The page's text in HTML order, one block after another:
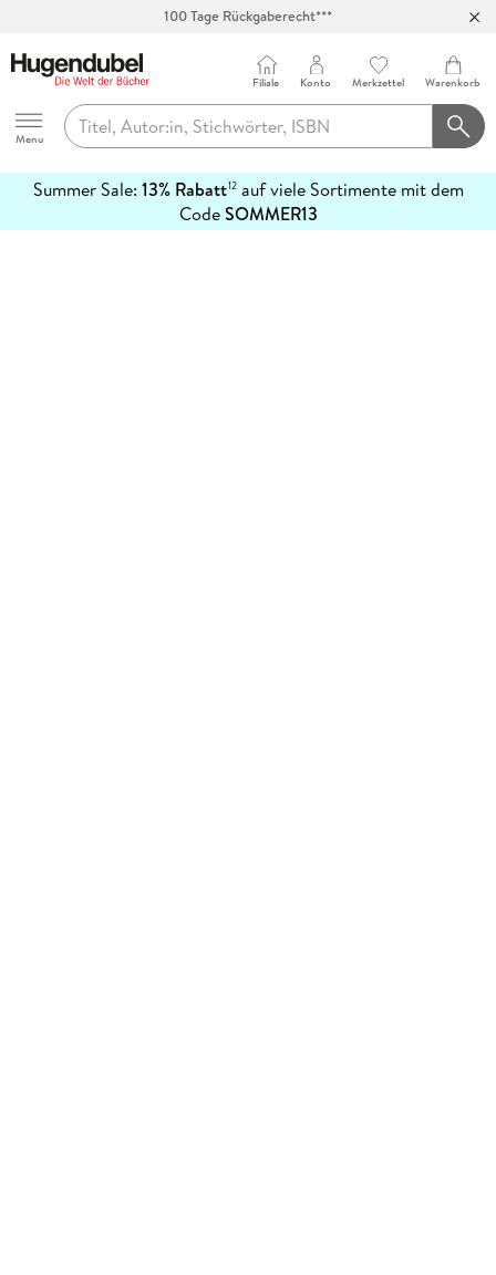
100 Tage Rückgaberecht***
Hugendubel
Menu
Filiale Konto Merkzettel Warenkorb
Summer Sale: 13% Rabatt12auf viele Sortimente mit dem
CodeSOMMER13
erfahren